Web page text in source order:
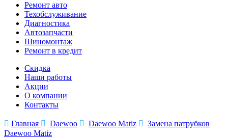
Ремонт авто
Техобслуживание
Диагностика
Автозапчасти
Шиномонтаж
Ремонт в кредит
Скидка
Наши работы
Акции
О компании
Контакты
 Главная  Daewoo  Daewoo Matiz  Замена патрубков
Daewoo Matiz